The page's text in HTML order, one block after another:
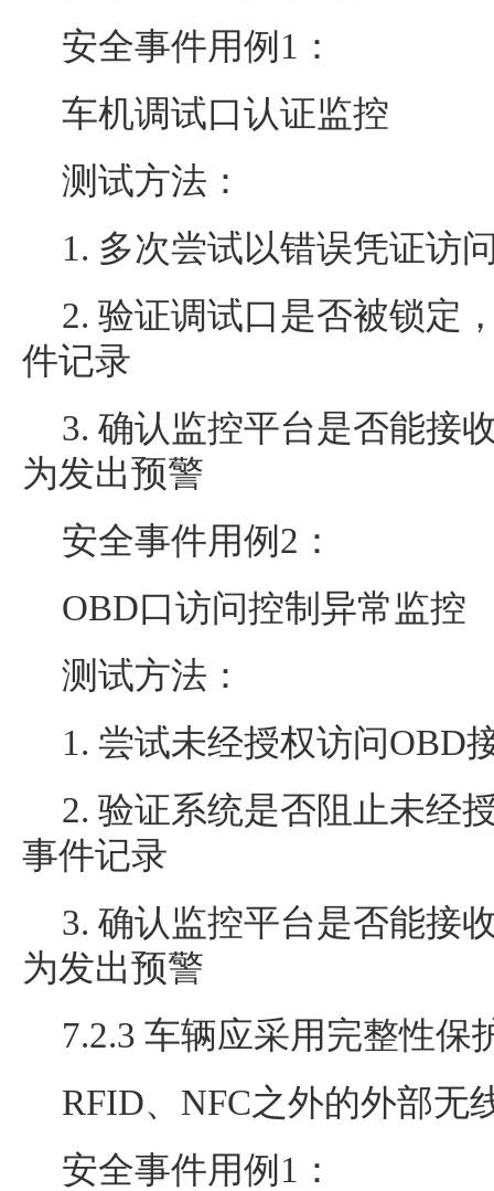
安全事件用例1：
车机调试口认证监控
测试方法：
1. 多次尝试以错误凭证访
2. 验证调试口是否被锁定
件记录
3. 确认监控平台是否能接
为发出预警
安全事件用例2：
OBD口访问控制异常监控
测试方法：
1. 尝试未经授权访问OBD
2. 验证系统是否阻止未经
事件记录
3. 确认监控平台是否能接
为发出预警
7.2.3 车辆应采用完整性保
RFID、NFC之外的外部无
安全事件用例1：